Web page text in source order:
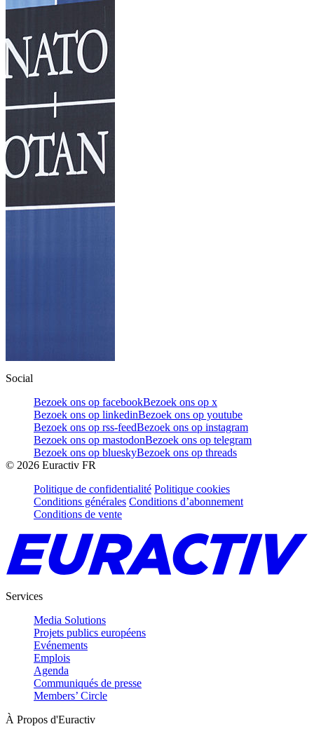
Social
Bezoek ons op facebookBezoek ons op x
Bezoek ons op linkedinBezoek ons op youtube
Bezoek ons op rss-feedBezoek ons op instagram
Bezoek ons op mastodonBezoek ons op telegram
Bezoek ons op blueskyBezoek ons op threads
© 2026 Euractiv FR
Politique de confidentialité Politique cookies
Conditions générales Conditions d’abonnement
Conditions de vente
Services
Media Solutions
Projets publics européens
Evénements
Emplois
Agenda
Communiqués de presse
Members’ Circle
À Propos d'Euractiv